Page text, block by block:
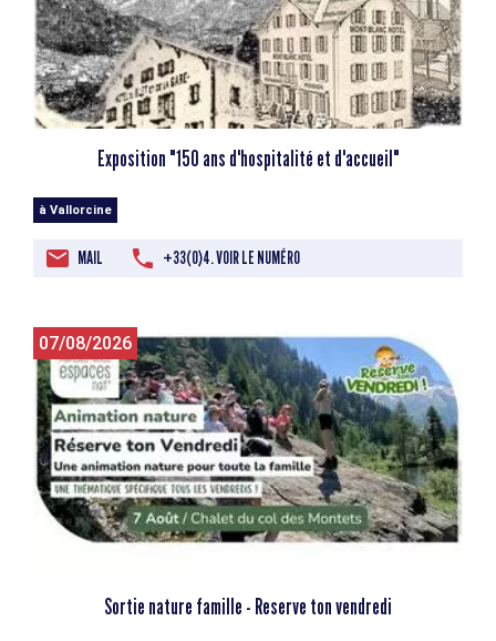
Exposition "150 ans d'hospitalité et d'accueil"
à Vallorcine
MAIL +33(0)4. VOIR LE NUMÉRO
07/08/2026
Sortie nature famille - Reserve ton vendredi